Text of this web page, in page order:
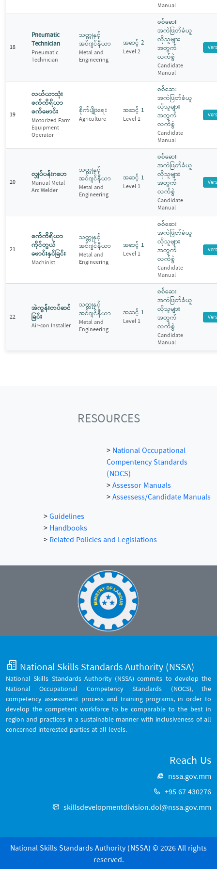
Manual
18
Pneumatic
Technician
Pneumatic
Technician
သတ္တုနှင့်
အင်ဂျင်နီယာ
Metal and
Engineering
အဆင့် 2
Level 2
စစ်ဆေး
အကဲဖြတ်ခံယူ
လိုသူများ
အတွက်
လက်စွဲ
Candidate
Manual
19
လယ်ယာသုံး
စက်ကိရိယာ
စက်မောင်း
Motorized Farm
Equipment
Operator
စိုက်ပျိုးရေး
Agriculture
အဆင့် 1
Level 1
စစ်ဆေး
အကဲဖြတ်ခံယူ
လိုသူများ
အတွက်
လက်စွဲ
Candidate
Manual
20
လျှပ်ပန်းဂဟေ
Manual Metal
Arc Welder
သတ္တုနှင့်
အင်ဂျင်နီယာ
Metal and
Engineering
အဆင့် 1
Level 1
စစ်ဆေး
အကဲဖြတ်ခံယူ
လိုသူများ
အတွက်
လက်စွဲ
Candidate
Manual
21
စက်ကိရိယာ
ကိုင်တွယ်
မောင်းနှင်ခြင်း
Machinist
သတ္တုနှင့်
အင်ဂျင်နီယာ
Metal and
Engineering
အဆင့် 1
Level 1
စစ်ဆေး
အကဲဖြတ်ခံယူ
လိုသူများ
အတွက်
လက်စွဲ
Candidate
Manual
22
အဲကွန်းတပ်ဆင်
ခြင်း
Air-con Installer
သတ္တုနှင့်
အင်ဂျင်နီယာ
Metal and
Engineering
အဆင့် 1
Level 1
စစ်ဆေး
အကဲဖြတ်ခံယူ
လိုသူများ
အတွက်
လက်စွဲ
Candidate
Manual
RESOURCES
>National Occupational
Compentency Standards
(NOCS)
>Assessor Manuals
>Assessess/Candidate Manuals
>Guidelines
>Handbooks
>Related Policies and Legislations
National Skills Standards Authority (NSSA)
National Skills Standards Authority (NSSA) commits to develop the
National Occupational Competency Standards (NOCS), the
competency assessment process and training programs, in order to
develop the competent workforce to be comparable to the best in
region and practices in a sustainable manner with inclusiveness of all
concerned interested parties at all levels.
Reach Us
nssa.gov.mm
+95 67 430276
skillsdevelopmentdivision.dol@nssa.gov.mm
National Skills Standards Authority (NSSA) © 2026 All rights
reserved.